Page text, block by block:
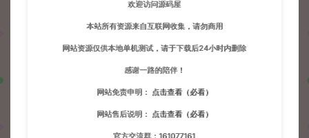
欢迎访问源码屋
本站所有资源来自互联网收集，请勿商用
网站资源仅供本地单机测试，请于下载后24小时内删除
感谢一路的陪伴！
网站免责申明： 点击查看（必看）
网站售后说明： 点击查看（必看）